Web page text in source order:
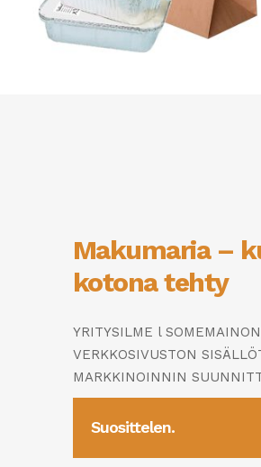
Makumaria –
kotona tehty
YRITYSILME l
VERKKOSIVUSTON
MARKKINOINNIN
Suosittelen.